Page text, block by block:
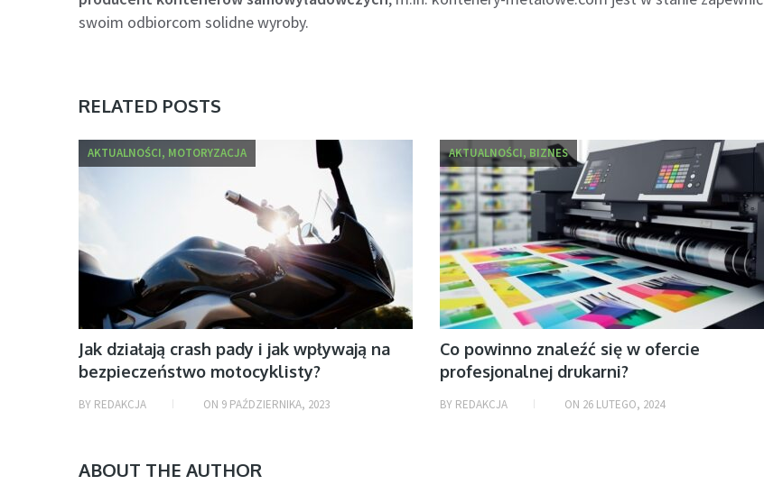
swoim odbiorcom solidne wyroby.
RELATED POSTS
AKTUALNOŚCI, MOTORYZACJA
Jak działają crash pady i jak wpływają na
bezpieczeństwo motocyklisty?
BY REDAKCJA ON 9 PAŹDZIERNIKA, 2023
AKTUALNOŚCI, BIZNES
Co powinno znaleźć się w ofercie
profesjonalnej drukarni?
BY REDAKCJA ON 26 LUTEGO, 2024
ABOUT THE AUTHOR